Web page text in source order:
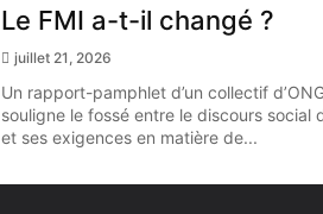
Le FMI a-t-il changé ?
juillet 21, 2026
Un rapport-pamphlet d’un collectif
souligne le fossé entre le discours social
et ses exigences en matière de...